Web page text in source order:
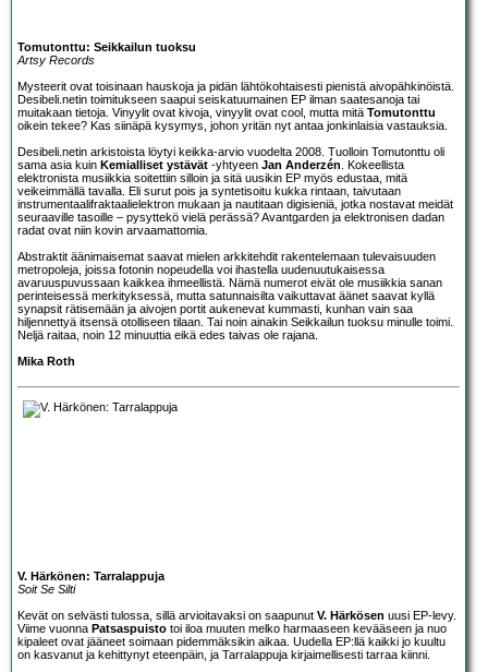
Tomutonttu: Seikkailun tuoksu
Artsy Records
Mysteerit ovat toisinaan hauskoja ja pidän lähtökohtaisesti pienistä aivopähkinöistä.
Desibeli.netin toimitukseen saapui seiskatuumainen EP ilman saatesanoja tai
muitakaan tietoja. Vinyylit ovat kivoja, vinyylit ovat cool, mutta mitä Tomutonttu
oikein tekee? Kas siinäpä kysymys, johon yritän nyt antaa jonkinlaisia vastauksia.
Desibeli.netin arkistoista löytyi keikka-arvio vuodelta 2008. Tuolloin Tomutonttu oli
sama asia kuin Kemialliset ystävät -yhtyeen Jan Anderzén . Kokeellista
elektronista musiikkia soitettiin silloin ja sitä uusikin EP myös edustaa, mitä
veikeimmällä tavalla. Eli surut pois ja syntetisoitu kukka rintaan, taivutaan
instrumentaalifraktaalielektron mukaan ja nautitaan digisieniä, jotka nostavat meidät
seuraaville tasoille – pysyttekö vielä perässä? Avantgarden ja elektronisen dadan
radat ovat niin kovin arvaamattomia.
Abstraktit äänimaisemat saavat mielen arkkitehdit rakentelemaan tulevaisuuden
metropoleja, joissa fotonin nopeudella voi ihastella uudenuutukaisessa
avaruuspuvussaan kaikkea ihmeellistä. Nämä numerot eivät ole musiikkia sanan
perinteisessä merkityksessä, mutta satunnaisilta vaikuttavat äänet saavat kyllä
synapsit rätisemään ja aivojen portit aukenevat kummasti, kunhan vain saa
hiljennettyä itsensä otolliseen tilaan. Tai noin ainakin Seikkailun tuoksu minulle toimi.
Neljä raitaa, noin 12 minuuttia eikä edes taivas ole rajana.
Mika Roth
V. Härkönen: Tarralappuja
Soit Se Silti
Kevät on selvästi tulossa, sillä arvioitavaksi on saapunut V. Härkösen uusi EP-levy.
Viime vuonna Patsaspuisto toi iloa muuten melko harmaaseen kevääseen ja nuo
kipaleet ovat jääneet soimaan pidemmäksikin aikaa. Uudella EP:llä kaikki jo kuultu
on kasvanut ja kehittynyt eteenpäin, ja Tarralappuja kirjaimellisesti tarraa kiinni.